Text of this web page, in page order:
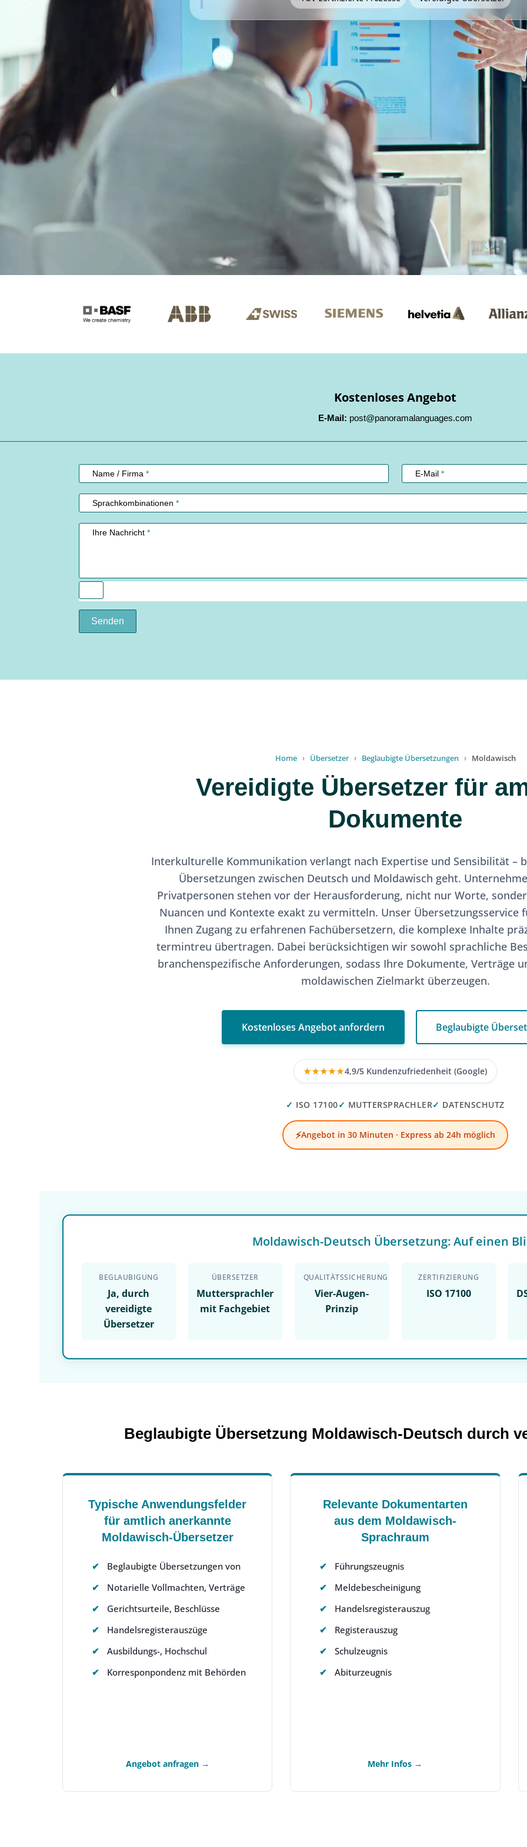
Kostenloses Angebot
E-Mail: post@panoramalanguages.com
Name / Firma* E-Mail *
Sprachkombinationen*
Ihre Nachricht*
Senden
Home › Übersetzer › Beglaubigte Übersetzungen › Moldawisch
Vereidigte Übersetzer für
Dokumente
Interkulturelle Kommunikation verlangt nach Expertise und Sensibilität –
Übersetzungen zwischen Deutsch und Moldawisch geht.
Privatpersonen stehen vor der Herausforderung, nicht nur Worte,
Nuancen und Kontexte exakt zu vermitteln. Unser Übersetzungsservice
Ihnen Zugang zu erfahrenen Fachübersetzern, die komplexe Inhalte
termintreu übertragen. Dabei berücksichtigen wir sowohl sprachliche
branchenspezifische Anforderungen, sodass Ihre Dokumente, Verträge
moldawischen Zielmarkt überzeugen.
Kostenloses Angebot anfordern Beglaubigte
★★★★★4,9/5 Kundenzufriedenheit (Google)
✓ ISO 17100✓ MUTTERSPRACHLER✓ DATENSCHUTZ
⚡Angebot in 30 Minuten · Express ab 24h möglich
Moldawisch-Deutsch Übersetzung: Auf einen
BEGLAUBIGUNG
Ja, durch
vereidigte
Übersetzer
ÜBERSETZER
Muttersprachler
mit Fachgebiet
QUALITÄTSSICHERUNG
Vier-Augen-
Prinzip
ZERTIFIZIERUNG
ISO 17100
Beglaubigte Übersetzung Moldawisch-Deutsch durch
Typische Anwendungsfelder
für amtlich anerkannte
Moldawisch-Übersetzer
Beglaubigte Übersetzungen von
Notarielle Vollmachten, Verträge
Gerichtsurteile, Beschlüsse
Handelsregisterauszüge
Ausbildungs-, Hochschul
Korresponpondenz mit Behörden
Angebot anfragen →
Relevante Dokumentarten
aus dem Moldawisch-
Sprachraum
Führungszeugnis
Meldebescheinigung
Handelsregisterauszug
Registerauszug
Schulzeugnis
Abiturzeugnis
Mehr Infos →